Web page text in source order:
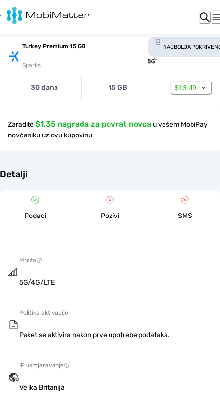
Turkey Premium 15 GB
Sparks
NAJBOLJA
30 dana 15 GB $13.49
Zaradite$1.35 nagrada za povrat novca u vašem MobiPay
novčaniku uz ovu kupovinu
Detalji
Podaci Pozivi SMS
Mreža
5G/4G/LTE
Politika aktivacije
Paket se aktivira nakon prve upotrebe podataka.
IP usmjeravanje
Velika Britanija